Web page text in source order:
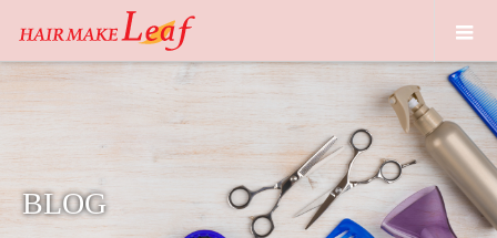
BLOG